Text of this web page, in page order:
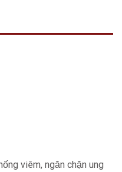
viêm, ngăn chặn ung